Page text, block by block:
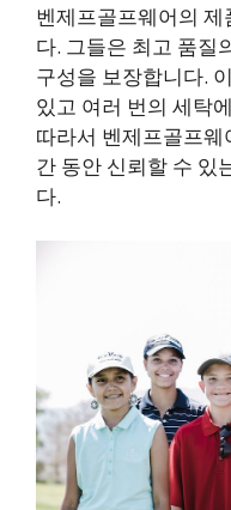
벤제프골프웨어의
다. 그들은 최고 품질
구성을 보장합니다.
있고 여러 번의 세탁
따라서 벤제프골프
간 동안 신뢰할 수 있
다.